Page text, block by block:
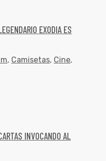
EXODIA ES
, Camisetas, Cine,
INVOCANDO AL